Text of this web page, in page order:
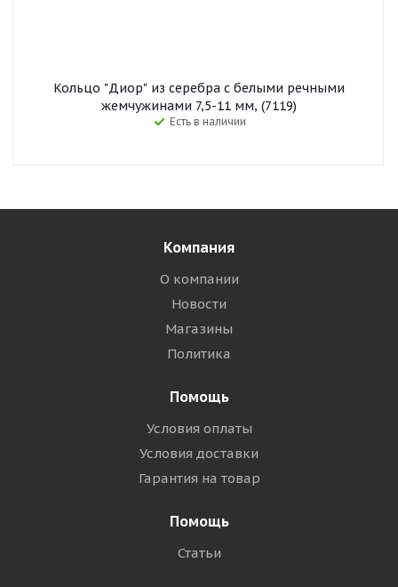
Кольцо "Диор" из серебра с белыми речными
жемчужинами 7,5-11 мм, (7119)
Есть в наличии
Компания
О компании
Новости
Магазины
Политика
Помощь
Условия оплаты
Условия доставки
Гарантия на товар
Помощь
Статьи